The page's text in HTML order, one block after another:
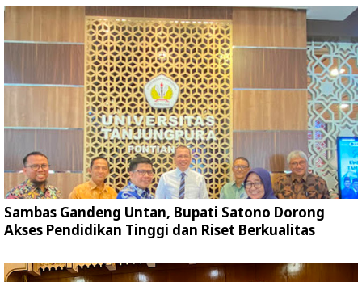
Sambas Gandeng Untan, Bupati Satono Dorong
Akses Pendidikan Tinggi dan Riset Berkualitas